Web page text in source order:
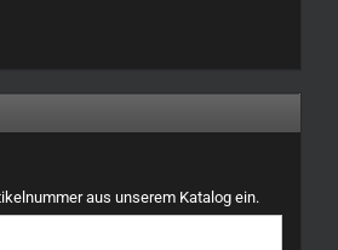
aus unserem Katalog ein.